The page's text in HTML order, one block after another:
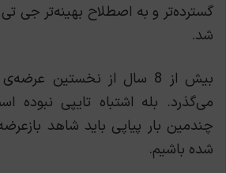
شد.
چندمین بار پیاپی باید شاهد
شده باشیم.